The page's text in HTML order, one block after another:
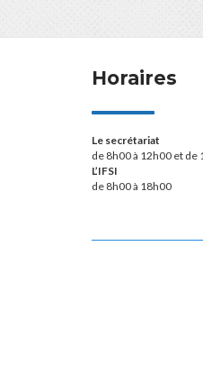
Horaires
Le secrétariat
de 8h00 à 12h00 et de
L’IFSI
de 8h00 à 18h00